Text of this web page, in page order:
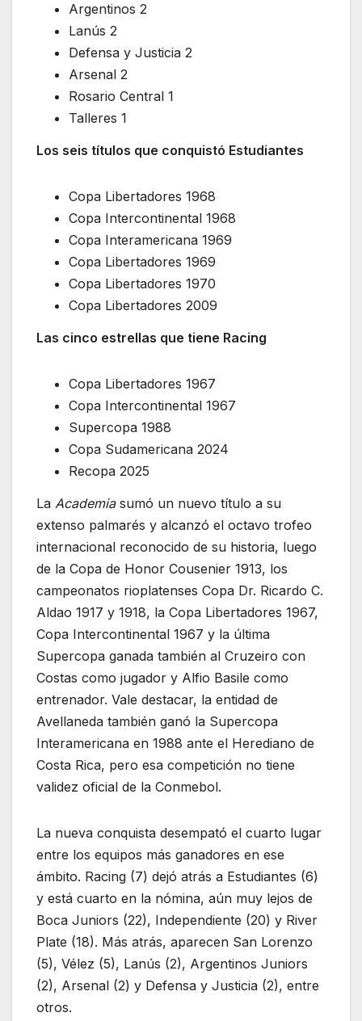
Argentinos 2
Lanús 2
Defensa y Justicia 2
Arsenal 2
Rosario Central 1
Talleres 1
Los seis títulos que conquistó Estudiantes
Copa Libertadores 1968
Copa Intercontinental 1968
Copa Interamericana 1969
Copa Libertadores 1969
Copa Libertadores 1970
Copa Libertadores 2009
Las cinco estrellas que tiene Racing
Copa Libertadores 1967
Copa Intercontinental 1967
Supercopa 1988
Copa Sudamericana 2024
Recopa 2025
La Academiasumó un nuevo título a su
extenso palmarés y alcanzó el octavo trofeo
internacional reconocido de su historia, luego
de la Copa de Honor Cousenier 1913, los
campeonatos rioplatenses Copa Dr. Ricardo C.
Aldao 1917 y 1918, la Copa Libertadores 1967,
Copa Intercontinental 1967 y la última
Supercopa ganada también al Cruzeiro con
Costas como jugador y Alfio Basile como
entrenador. Vale destacar, la entidad de
Avellaneda también ganó la Supercopa
Interamericana en 1988 ante el Herediano de
Costa Rica, pero esa competición no tiene
validez oficial de la Conmebol.
La nueva conquista desempató el cuarto lugar
entre los equipos más ganadores en ese
ámbito. Racing (7) dejó atrás a Estudiantes (6)
y está cuarto en la nómina, aún muy lejos de
Boca Juniors (22), Independiente (20) y River
Plate (18). Más atrás, aparecen San Lorenzo
(5), Vélez (5), Lanús (2), Argentinos Juniors
(2), Arsenal (2) y Defensa y Justicia (2), entre
otros.